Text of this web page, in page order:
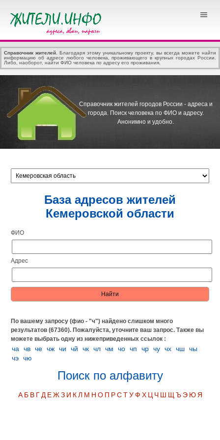
Справочник жителей . Благодаря этому уникальному проекту, вы всегда можете найти
информацию об адресе любого человека, проживающего в крупных городах России.
Либо, наоборот, найти ФИО человека по адресу его проживания.
Справочник жителей городов России - адреса и
города. Поиск человека по ФИО и адресу.
Анонимно и удобно.
База адресов жителей
Кемеровской области
ФИО
Адрес
По вашему запросу (фио - "ч") найдено слишком много
результатов (67360). Пожалуйста, уточните ваш запрос.Также вы
можете выбрать одну из нижеприведенных ссылок :
ча чв че чж чи чй чк чл чм чо чп чр чу чх чш чы
чэ чю
Поиск по алфавиту
А Б В Г Д Е Ж З И К Л М Н О П Р С Т У Ф Х Ц Ч Ш Щ Ъ Э Ю Я